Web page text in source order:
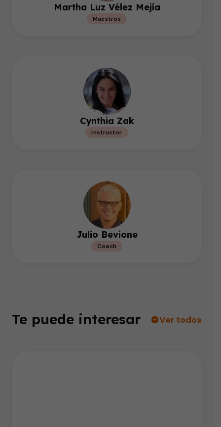
Martha Luz Vélez Mejía
Maestros
Cynthia Zak
Instructor
Julio Bevione
Coach
Te puede interesar Ver todos